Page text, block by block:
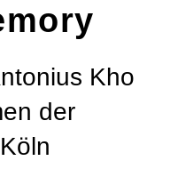
Kho
der